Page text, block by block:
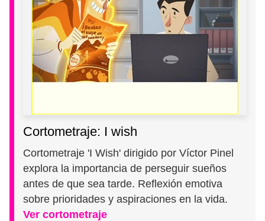
Cortometraje: I wish
Cortometraje 'I Wish' dirigido por Víctor Pinel
explora la importancia de perseguir sueños
antes de que sea tarde. Reflexión emotiva
sobre prioridades y aspiraciones en la vida.
Ver cortometraje